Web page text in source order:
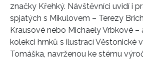
značky Křehký. Návštěvníci uvidí i
spjatých s Mikulovem – Terezy
Krausové nebo Michaely Vrbkové –
kolekci hrnků s ilustrací Věstonické
Tomáška, navrženou ke stému